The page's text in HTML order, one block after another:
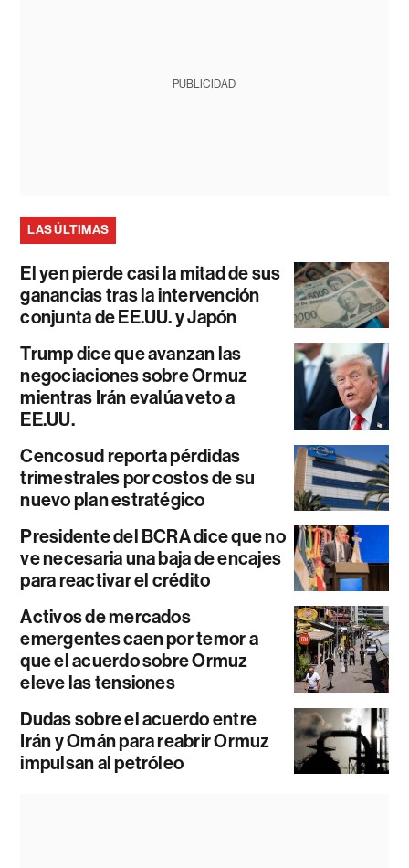
PUBLICIDAD
LAS ÚLTIMAS
El yen pierde casi la mitad de sus
ganancias tras la intervención
conjunta de EE.UU. y Japón
Trump dice que avanzan las
negociaciones sobre Ormuz
mientras Irán evalúa veto a
EE.UU.
Cencosud reporta pérdidas
trimestrales por costos de su
nuevo plan estratégico
Presidente del BCRA dice que no
ve necesaria una baja de encajes
para reactivar el crédito
Activos de mercados
emergentes caen por temor a
que el acuerdo sobre Ormuz
eleve las tensiones
Dudas sobre el acuerdo entre
Irán y Omán para reabrir Ormuz
impulsan al petróleo